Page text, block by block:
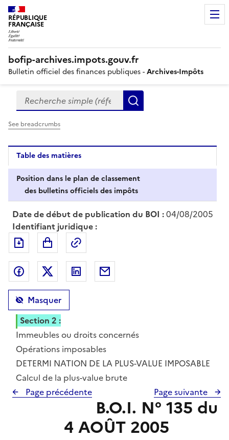
RÉPUBLIQUE
FRANÇAISE
bofip-archives.impots.gouv.fr
Bulletin officiel des finances publiques -Archives-Impôts
Formulaire
de
recherche
Recherche simple (références, mots clés, partie du
See breadcrumbs
Table des matières
Position dans le plan de classement
des bulletins officiels des impôts
Date de début de publication du BOI :04/08/2005
Identifiant juridique :
Exporter le document au format pdf
Partager sur Facebook
Partager sur Twitter
Partager sur LinkedIn
Masquer
Section 2 :
Immeubles ou droits concernés
Section 3 :
Opérations imposables
CHAPITRE 2 :
DETERMI NATION DE LA PLUS-VALUE IMPOSABLE
Section 1 :
Calcul de la plus-value brute
Page précédente
Page suivante
B.O.I. N° 135 du
4 AOÛT 2005